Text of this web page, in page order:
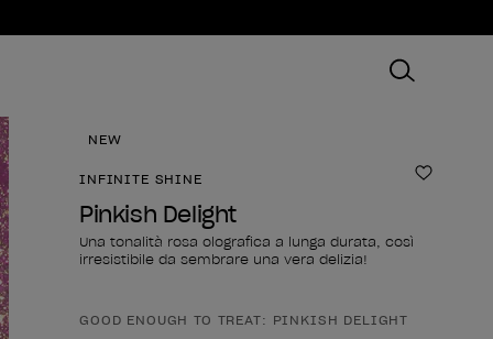
NEW
INFINITE SHINE
Pinkish Delight
Una tonalità rosa olografica a lunga durata, così
irresistibile da sembrare una vera delizia!
Forma del prodotto
GOOD ENOUGH TO TREAT: PINKISH DELIGHT